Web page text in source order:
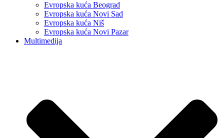
Evropska kuća Beograd
Evropska kuća Novi Sad
Evropska kuća Niš
Evropska kuća Novi Pazar
Multimedija